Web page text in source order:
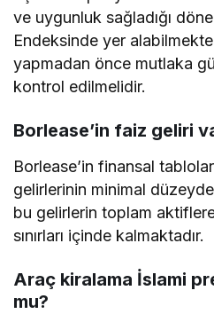
ve uygunluk sağladığı
Endeksinde yer
yapmadan önce mutlaka
kontrol edilmelidir.
Borlease’in faiz geliri
Borlease’in finansal
gelirlerinin minimal
bu gelirlerin toplam aktiflere
sınırları içinde kalmaktadır.
Araç kiralama İslami
mu?